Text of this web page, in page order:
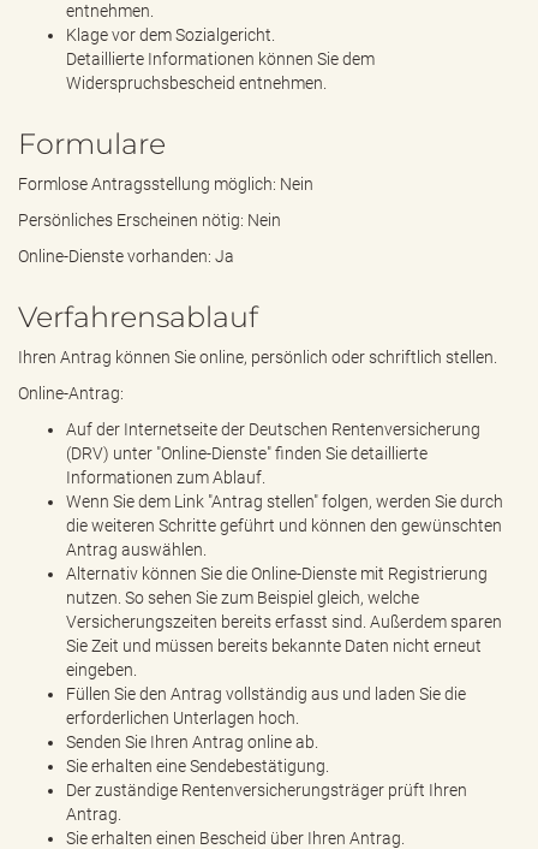
entnehmen.
Klage vor dem Sozialgericht.
Detaillierte Informationen können Sie dem
Widerspruchsbescheid entnehmen.
Formulare
Formlose Antragsstellung möglich: Nein
Persönliches Erscheinen nötig: Nein
Online-Dienste vorhanden: Ja
Verfahrensablauf
Ihren Antrag können Sie online, persönlich oder schriftlich stellen.
Online-Antrag:
Auf der Internetseite der Deutschen Rentenversicherung
(DRV) unter "Online-Dienste" finden Sie detaillierte
Informationen zum Ablauf.
Wenn Sie dem Link "Antrag stellen" folgen, werden Sie durch
die weiteren Schritte geführt und können den gewünschten
Antrag auswählen.
Alternativ können Sie die Online-Dienste mit Registrierung
nutzen. So sehen Sie zum Beispiel gleich, welche
Versicherungszeiten bereits erfasst sind. Außerdem sparen
Sie Zeit und müssen bereits bekannte Daten nicht erneut
eingeben.
Füllen Sie den Antrag vollständig aus und laden Sie die
erforderlichen Unterlagen hoch.
Senden Sie Ihren Antrag online ab.
Sie erhalten eine Sendebestätigung.
Der zuständige Rentenversicherungsträger prüft Ihren
Antrag.
Sie erhalten einen Bescheid über Ihren Antrag.